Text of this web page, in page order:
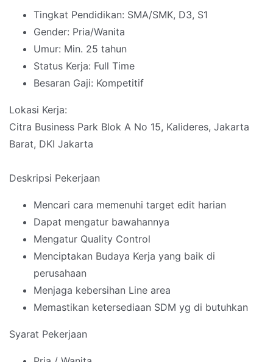
Tingkat Pendidikan: SMA/SMK, D3, S1
Gender: Pria/Wanita
Umur: Min. 25 tahun
Status Kerja: Full Time
Besaran Gaji: Kompetitif
Lokasi Kerja:
Citra Business Park Blok A No 15, Kalideres, Jakarta
Barat, DKI Jakarta
Deskripsi Pekerjaan
Mencari cara memenuhi target edit harian
Dapat mengatur bawahannya
Mengatur Quality Control
Menciptakan Budaya Kerja yang baik di
perusahaan
Menjaga kebersihan Line area
Memastikan ketersediaan SDM yg di butuhkan
Syarat Pekerjaan